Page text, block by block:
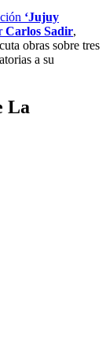
‘Jujuy
Carlos Sadir,
obras sobre tres
a su
La